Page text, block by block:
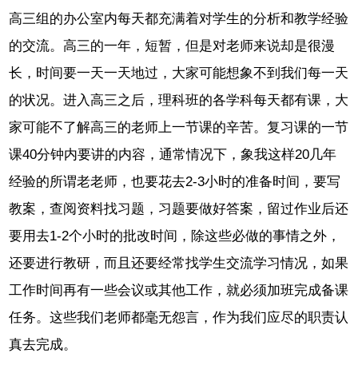
高三组的办公室内每天都充满着对学生的分析和教学经验
的交流。高三的一年，短暂，但是对老师来说却是很漫
长，时间要一天一天地过，大家可能想象不到我们每一天
的状况。进入高三之后，理科班的各学科每天都有课，大
家可能不了解高三的老师上一节课的辛苦。复习课的一节
课40分钟内要讲的内容，通常情况下，象我这样20几年
经验的所谓老老师，也要花去2-3小时的准备时间，要写
教案，查阅资料找习题，习题要做好答案，留过作业后还
要用去1-2个小时的批改时间，除这些必做的事情之外，
还要进行教研，而且还要经常找学生交流学习情况，如果
工作时间再有一些会议或其他工作，就必须加班完成备课
任务。这些我们老师都毫无怨言，作为我们应尽的职责认
真去完成。